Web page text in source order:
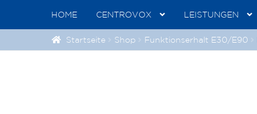
HOME CENTROVOX LEISTUNGEN
Startseite Shop Funktionserhalt E30/E90